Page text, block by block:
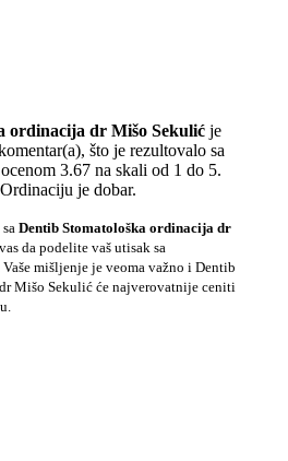
ordinacija dr Mišo Sekulić je
što je rezultovalo sa
3.67 na skali od 1 do 5.
je dobar.
Dentib Stomatološka ordinacija dr
da podelite vaš utisak sa
mišljenje je veoma važno i Dentib
Mišo Sekulić će najverovatnije ceniti